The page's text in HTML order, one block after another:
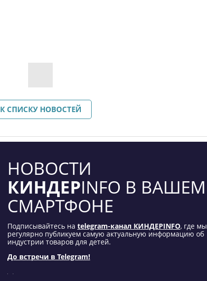
К СПИСКУ НОВОСТЕЙ
НОВОСТИ
КИНДЕРINFO В ВАШЕМ
СМАРТФОНЕ
Подписывайтесь на telegram-канал КИНДЕРINFO, где мы
регулярно публикуем самую актуальную информацию об
индустрии товаров для детей.
До встречи в Telegram!